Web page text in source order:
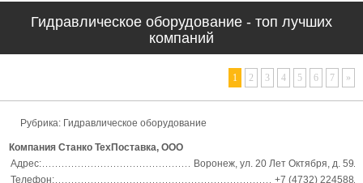
Гидравлическое оборудование - топ лучших
компаний
1 2 3 4 5 6 7 »
Рубрика: Гидравлическое оборудование
Компания Станко ТехПоставка, ООО
Адрес:
Воронеж, ул. 20 Лет Октября, д. 59
Телефон:
+7 (4732) 224588